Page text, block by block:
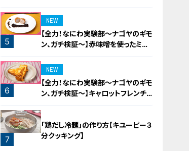
5
NEW
【全力！なにわ実験部～ナゴヤのギモ
ン、ガチ検証～】赤味噌を使ったミル
フィーユ味噌トンカツ
6
NEW
【全力！なにわ実験部～ナゴヤのギモ
ン、ガチ検証～】キャロットフレンチ
ロースト
7
「鶏だし冷麺」の作り方【キユーピー３
分クッキング】